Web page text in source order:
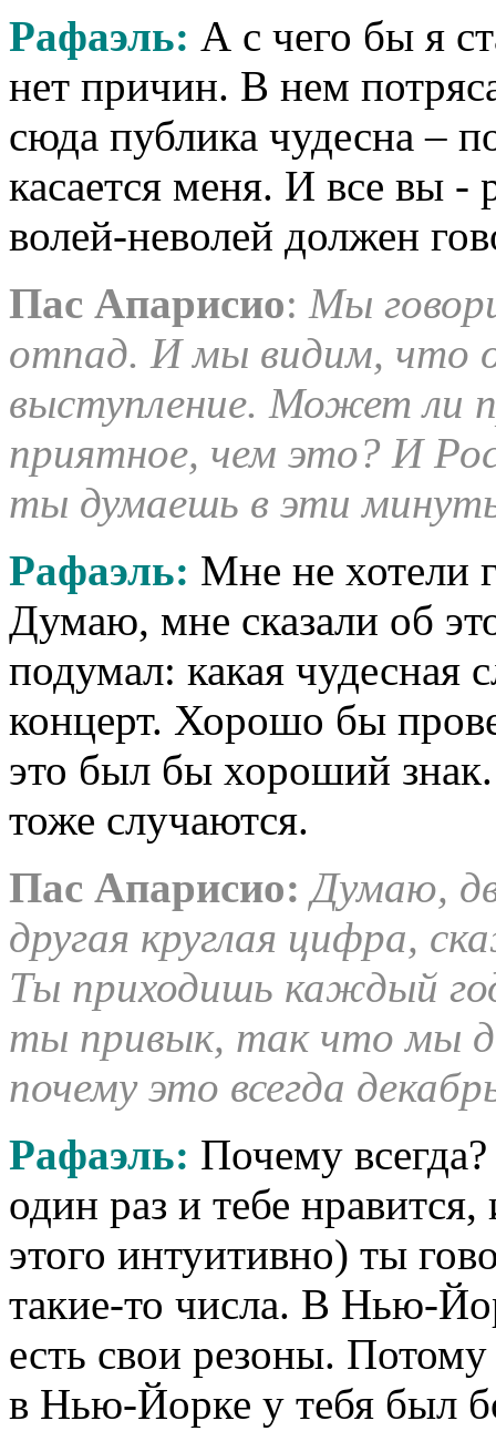
Рафаэль: А с чего бы я
нет причин. В нем
сюда публика чудесна –
касается меня. И все вы -
волей-неволей должен
Пас Апарисио: Мы
отпад. И мы видим, что
выступление. Может ли
приятное, чем это? И
ты думаешь в эти
Рафаэль: Мне не хотели
Думаю, мне сказали об
подумал: какая чудесная
концерт. Хорошо бы
это был бы хороший
тоже случаются.
Пас Апарисио: Думаю,
другая круглая цифра,
Ты приходишь каждый
ты привык, так что мы
почему это всегда
Рафаэль: Почему
один раз и тебе
этого интуитивно) ты
такие-то числа. В Нью-
есть свои резоны.
в Нью-Йорке у тебя был